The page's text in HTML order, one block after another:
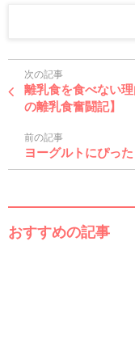
次の記事
離乳食を食べない
の離乳食奮闘記】
前の記事
ヨーグルトにぴっ
おすすめの記事